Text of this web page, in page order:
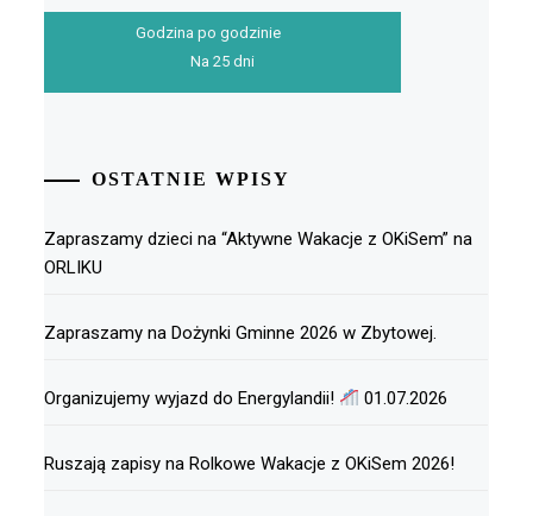
Godzina po godzinie
Na 25 dni
OSTATNIE WPISY
Zapraszamy dzieci na “Aktywne Wakacje z OKiSem” na
ORLIKU
Zapraszamy na Dożynki Gminne 2026 w Zbytowej.
Organizujemy wyjazd do Energylandii! 01.07.2026
Ruszają zapisy na Rolkowe Wakacje z OKiSem 2026!